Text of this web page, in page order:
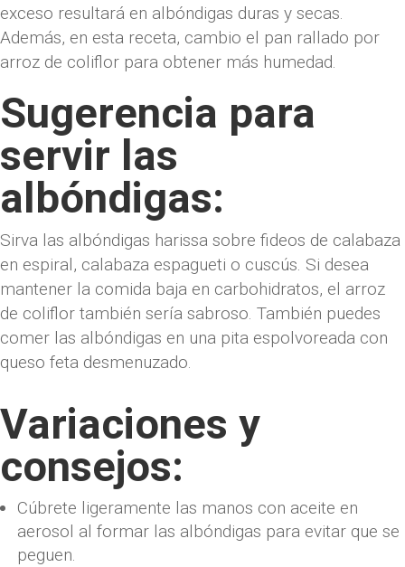
exceso resultará en albóndigas duras y secas.
Además, en esta receta, cambio el pan rallado por
arroz de coliflor para obtener más humedad.
Sugerencia para
servir las
albóndigas:
Sirva las albóndigas harissa sobre fideos de calabaza
en espiral, calabaza espagueti o cuscús. Si desea
mantener la comida baja en carbohidratos, el arroz
de coliflor también sería sabroso. También puedes
comer las albóndigas en una pita espolvoreada con
queso feta desmenuzado.
Variaciones y
consejos:
Cúbrete ligeramente las manos con aceite en
aerosol al formar las albóndigas para evitar que se
peguen.